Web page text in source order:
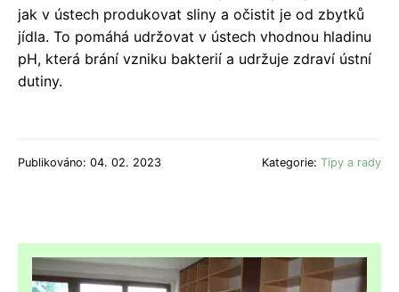
jak v ústech produkovat sliny a očistit je od zbytků
jídla. To pomáhá udržovat v ústech vhodnou hladinu
pH, která brání vzniku bakterií a udržuje zdraví ústní
dutiny.
Publikováno: 04. 02. 2023 Kategorie: Tipy a rady